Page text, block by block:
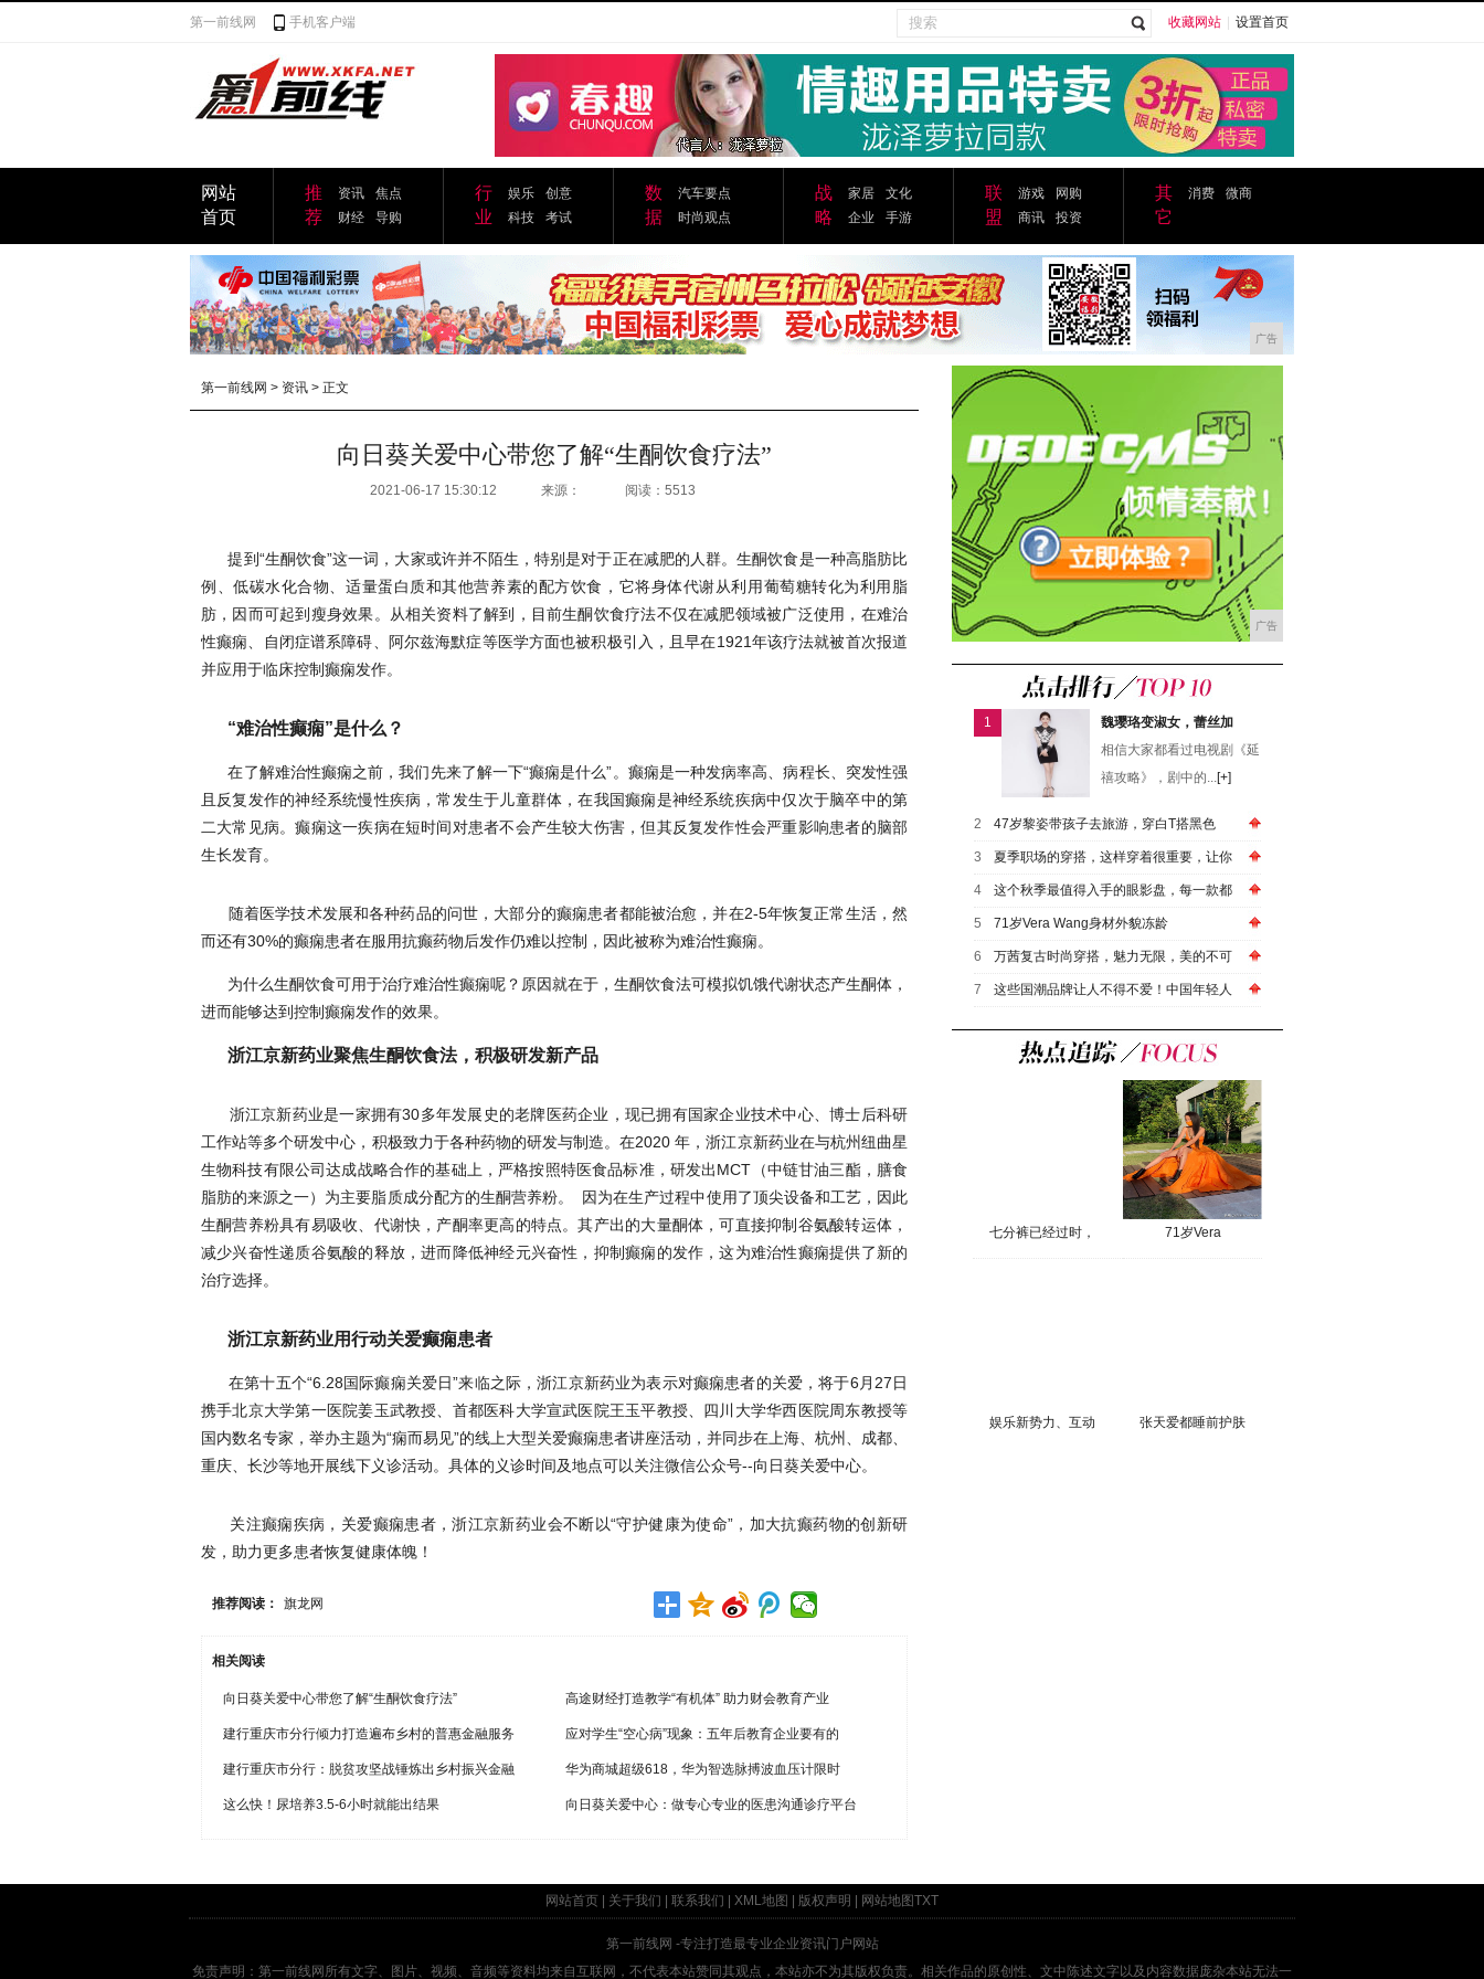
第一前线网 手机客户端 收藏网站 设置首页
网站
首页
推
荐
资讯
焦点
财经
导购
行
业
娱乐
创意
科技
考试
数
据
汽车要点
时尚观点
战
略
家居
文化
企业
手游
联
盟
游戏
网购
商讯
投资
其
它
消费 微商
广告
第一前线网 > 资讯 > 正文
向日葵关爱中心带您了解“生酮饮食疗法”
2021-06-17 15:30:12 来源： 阅读：5513
提到“生酮饮食”这一词，大家或许并不陌生，特别是对于正在减肥的人群。生酮饮食是一种高脂肪比
例、低碳水化合物、适量蛋白质和其他营养素的配方饮食，它将身体代谢从利用葡萄糖转化为利用脂
肪，因而可起到瘦身效果。从相关资料了解到，目前生酮饮食疗法不仅在减肥领域被广泛使用，在难治
性癫痫、自闭症谱系障碍、阿尔兹海默症等医学方面也被积极引入，且早在1921年该疗法就被首次报道
并应用于临床控制癫痫发作。
“难治性癫痫”是什么？
在了解难治性癫痫之前，我们先来了解一下“癫痫是什么”。癫痫是一种发病率高、病程长、突发性强
且反复发作的神经系统慢性疾病，常发生于儿童群体，在我国癫痫是神经系统疾病中仅次于脑卒中的第
二大常见病。癫痫这一疾病在短时间对患者不会产生较大伤害，但其反复发作性会严重影响患者的脑部
生长发育。
随着医学技术发展和各种药品的问世，大部分的癫痫患者都能被治愈，并在2-5年恢复正常生活，然
而还有30%的癫痫患者在服用抗癫药物后发作仍难以控制，因此被称为难治性癫痫。
为什么生酮饮食可用于治疗难治性癫痫呢？原因就在于，生酮饮食法可模拟饥饿代谢状态产生酮体，
进而能够达到控制癫痫发作的效果。
浙江京新药业聚焦生酮饮食法，积极研发新产品
浙江京新药业是一家拥有30多年发展史的老牌医药企业，现已拥有国家企业技术中心、博士后科研
工作站等多个研发中心，积极致力于各种药物的研发与制造。在2020 年，浙江京新药业在与杭州纽曲星
生物科技有限公司达成战略合作的基础上，严格按照特医食品标准，研发出MCT（中链甘油三酯，膳食
脂肪的来源之一）为主要脂质成分配方的生酮营养粉。
因为在生产过程中使用了顶尖设备和工艺，因此
生酮营养粉具有易吸收、代谢快，产酮率更高的特点。其产出的大量酮体，可直接抑制谷氨酸转运体，
减少兴奋性递质谷氨酸的释放，进而降低神经元兴奋性，抑制癫痫的发作，这为难治性癫痫提供了新的
治疗选择。
浙江京新药业用行动关爱癫痫患者
在第十五个“6.28国际癫痫关爱日”来临之际，浙江京新药业为表示对癫痫患者的关爱，将于6月27日
携手北京大学第一医院姜玉武教授、首都医科大学宣武医院王玉平教授、四川大学华西医院周东教授等
国内数名专家， 举办主题为“痫而易见”的线上大型关爱癫痫患者讲座活动，并同步在上海、杭州、成都、
重庆、长沙等地开展线下义诊活动。具体的义诊时间及地点可以关注微信公众号--向日葵关爱中心。
关注癫痫疾病，关爱癫痫患者，浙江京新药业会不断以“守护健康为使命”，加大抗癫药物的创新研
发，助力更多患者恢复健康体魄！
推荐阅读： 旗龙网
相关阅读
向日葵关爱中心带您了解“生酮饮食疗法” 高途财经打造教学“有机体” 助力财会教育产业
建行重庆市分行倾力打造遍布乡村的普惠金融服务 应对学生“空心病”现象：五年后教育企业要有的
建行重庆市分行：脱贫攻坚战锤炼出乡村振兴金融 华为商城超级618，华为智选脉搏波血压计限时
这么快！尿培养3.5-6小时就能出结果 向日葵关爱中心：做专心专业的医患沟通诊疗平台
广告
1
魏璎珞变淑女，蕾丝加
相信大家都看过电视剧《延
禧攻略》，剧中的...[+]
2 47岁黎姿带孩子去旅游，穿白T搭黑色
3 夏季职场的穿搭，这样穿着很重要，让你
4 这个秋季最值得入手的眼影盘，每一款都
5 71岁Vera Wang身材外貌冻龄
6 万茜复古时尚穿搭，魅力无限，美的不可
7 这些国潮品牌让人不得不爱！中国年轻人
七分裤已经过时， 71岁Vera
娱乐新势力、互动 张天爱都睡前护肤
网站首页 关于我们 联系我们 XML地图 版权声明 网站地图TXT
第一前线网 -专注打造最专业企业资讯门户网站
免责声明：第一前线网所有文字、图片、视频、音频等资料均来自互联网，不代表本站赞同其观点，本站亦不为其版权负责。相关作品的原创性、文中陈述文字以及内容数据庞杂本站无法一